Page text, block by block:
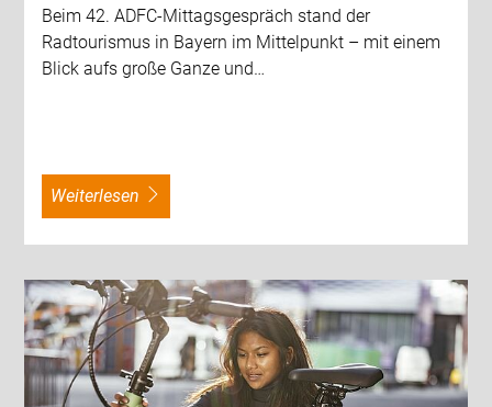
Beim 42. ADFC-Mittagsgespräch stand der
Radtourismus in Bayern im Mittelpunkt – mit einem
Blick aufs große Ganze und…
weiterlesen